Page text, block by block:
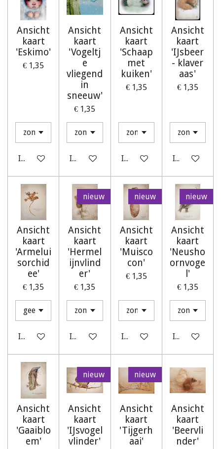
Ansicht
kaart
'Eskimo'
€ 1,35
In winkelwagen
Ansicht
kaart
'Vogeltj
e
vliegend
in
sneeuw'
€ 1,35
In winkelwagen
Ansicht
kaart
'Schaap
met
kuiken'
€ 1,35
In winkelwagen
Ansicht
kaart
'IJsbeer
- klaver
aas'
€ 1,35
In
Ansicht
kaart
'Armelui
sorchid
ee'
€ 1,35
In winkelwagen
nieuw
Ansicht
kaart
'Hermel
ijnvlind
er'
€ 1,35
In winkelwagen
nieuw
Ansicht
kaart
'Muisco
con'
€ 1,35
In winkelwagen
nieuw
Ansicht
kaart
'Neusho
ornvoge
l'
€ 1,35
In
Ansicht
kaart
'Gaaiblo
em'
nieuw
Ansicht
kaart
'IJsvogel
vlinder'
nieuw
Ansicht
kaart
'Tijgerh
aai'
Ansicht
kaart
'Beervli
nder'